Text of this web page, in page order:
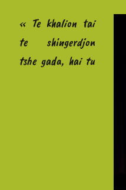
« Te khalion tai
te shingerdjon
tshe gada, hai tu